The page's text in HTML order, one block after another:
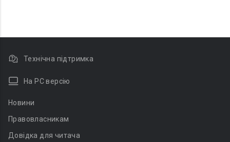
Технічна підтримка
На PC версію
Новини
Правовласникам
Довідка для читача